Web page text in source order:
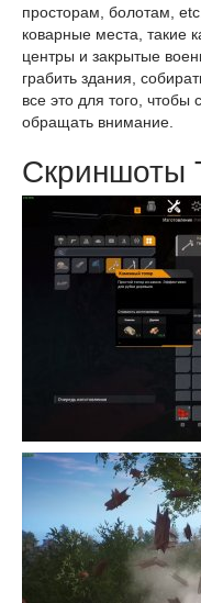
просторам, болотам,
коварные места, такие
центры и закрытые
грабить здания,
все это для того, чтобы
обращать внимание.
Скриншоты